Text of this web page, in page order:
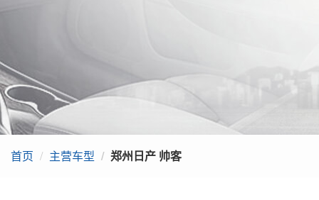
中华
上汽荣威
上汽名爵
吉奥汽车
首页 主营车型 郑州日产 帅客